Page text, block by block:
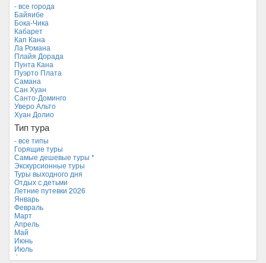
Италия
Камбоджа
Кипр
Куба
Мальдивские острова
Мальта
Новая Зеландия
Объединенные Арабские Эмираты
Перу
Россия
Таиланд
Тунис
Турция
Финляндия
Франция
Хорватия
Черногория
Чехия
- все города
Байяибе
Бока-Чика
Кабарет
Кап Кана
Ла Романа
Плайя Дорада
Пунта Кана
Пуэрто Плата
Самана
Сан Хуан
Санто-Доминго
Уверо Альто
Хуан Долио
Тип тура
- все типы
Горящие туры
Самые дешевые туры *
Экскурсионные туры
Туры выходного дня
Отдых с детьми
Летние путевки 2026
Январь
Февраль
Март
Апрель
Май
Июнь
Июль
Август